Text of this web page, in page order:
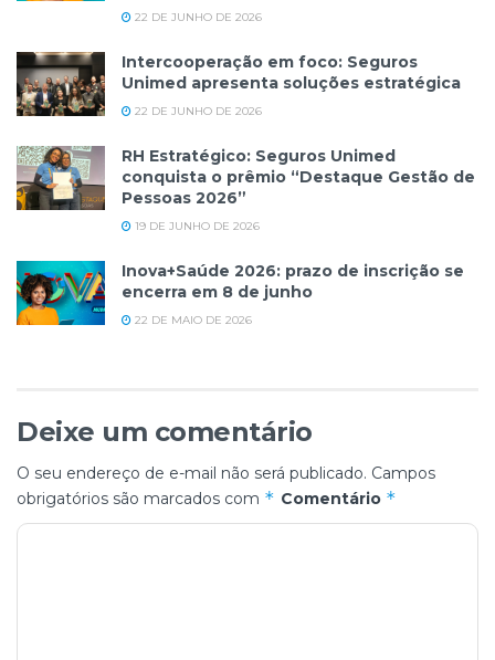
22 DE JUNHO DE 2026
Intercooperação em foco: Seguros
Unimed apresenta soluções estratégica
22 DE JUNHO DE 2026
RH Estratégico: Seguros Unimed
conquista o prêmio “Destaque Gestão de
Pessoas 2026”
19 DE JUNHO DE 2026
Inova+Saúde 2026: prazo de inscrição se
encerra em 8 de junho
22 DE MAIO DE 2026
Deixe um comentário
O seu endereço de e-mail não será publicado. Campos
obrigatórios são marcados com * Comentário *